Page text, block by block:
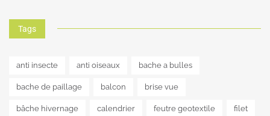
Tags
anti insecte anti oiseaux bache a bulles
bache de paillage balcon brise vue
bâche hivernage calendrier feutre geotextile filet